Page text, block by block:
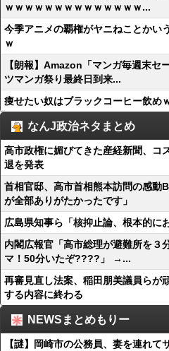
ｗｗｗｗｗｗｗｗｗｗｗｗｗｗ...
今季アニメの覇権がヤニねことかい
ｗ
【朗報】Amazon「マンガ毎週末セ
ツマンガ祭り最終日到来...
痩せたい奴はブラックコーヒー飲め
なんJ政治ネタまとめ
高市政権に媚びてきた産経新聞、コ
退を発表
首相官邸、高市首相熊本訪問の感動
が全部ありがたかったです」
広島県知事ら「核抑止論、根本的に
内閣広報官「高市総理が避難所を３
マ！50分いたぞ????」 →...
再審見直し法案、稲田朋美議員らが
する内容に終わる
NEWSまとめもりー
【謎】岡崎市の公務員、妻を連れて